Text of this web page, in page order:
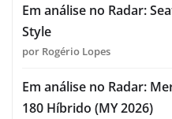
Em análise no Radar:
Style
por Rogério Lopes
Em análise no Radar:
180 Híbrido (MY 2026)